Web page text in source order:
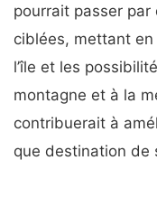
pourrait passer
ciblées, mettant
l’île et les
montagne et à la
contribuerait à
que destination de